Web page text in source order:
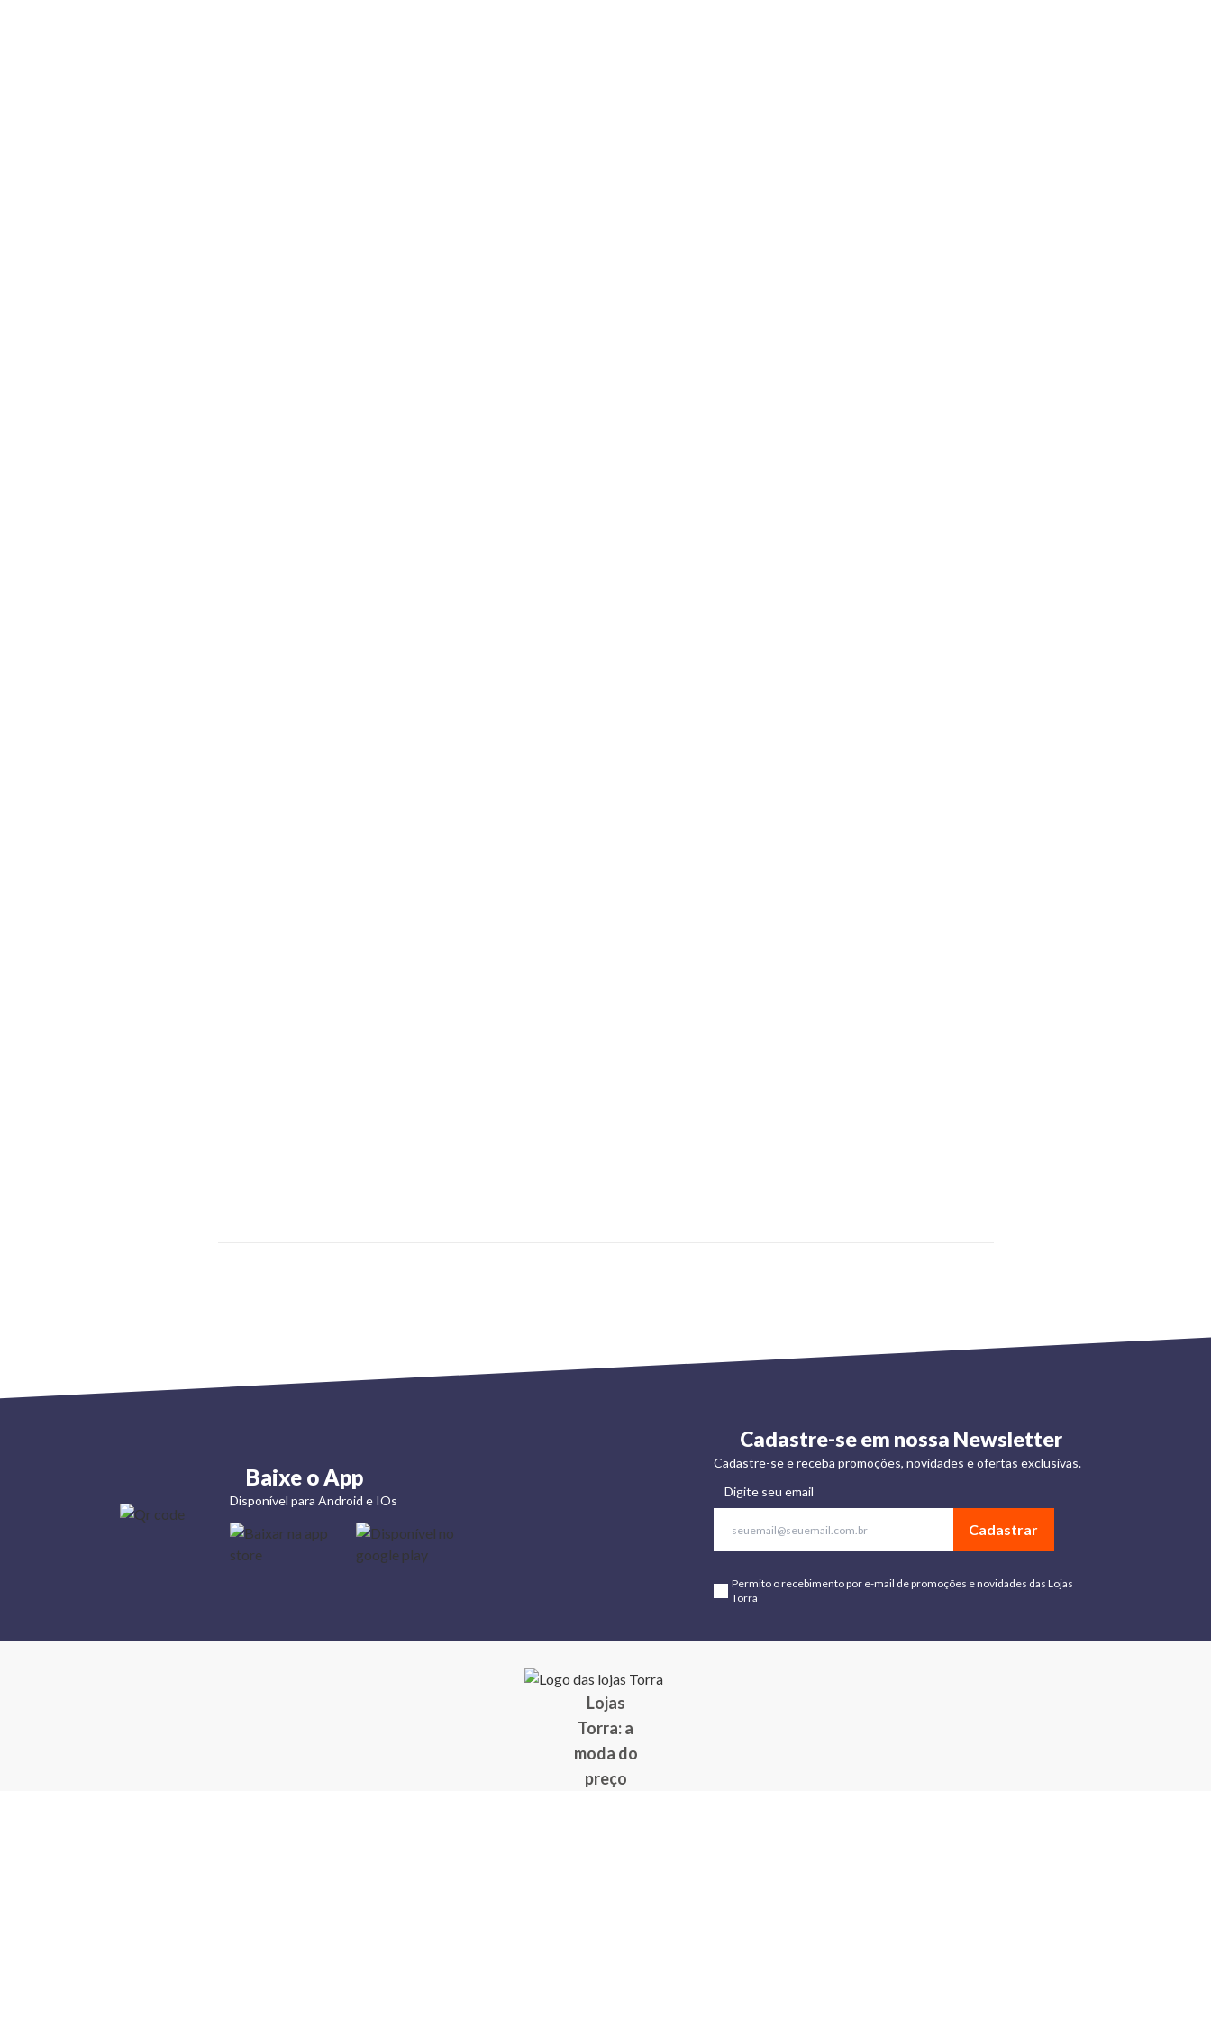
Cadastre-se em nossa Newsletter
Cadastre-se e receba promoções, novidades e ofertas exclusivas.
Digite seu email
Cadastrar
Permito o recebimento por e-mail de promoções e novidades das Lojas
Torra
Baixe o App
Disponível para Android e IOs
Lojas
Torra: a
moda do
preço